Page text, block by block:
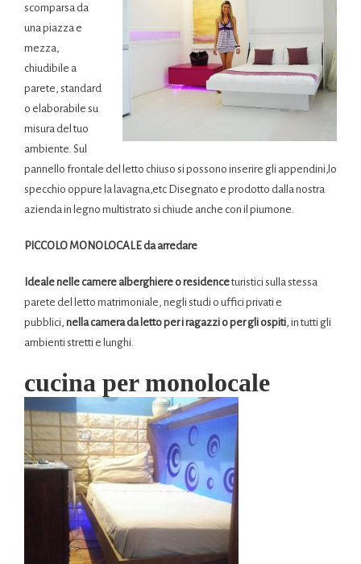
scomparsa da
una piazza e
mezza,
chiudibile a
parete, standard
o elaborabile su
misura del tuo
ambiente. Sul
pannello frontale del letto chiuso si possono inserire gli appendini,lo
specchio oppure la lavagna,etc Disegnato e prodotto dalla nostra
azienda in legno multistrato si chiude anche con il piumone.
PICCOLO MONOLOCALE da arredare
Ideale nelle camere alberghiere o residenceturistici sulla stessa
parete del letto matrimoniale, negli studi o uffici privati e
pubblici, nella camera da letto per i ragazzi o per gli ospiti, in tutti gli
ambienti stretti e lunghi.
cucina per monolocale